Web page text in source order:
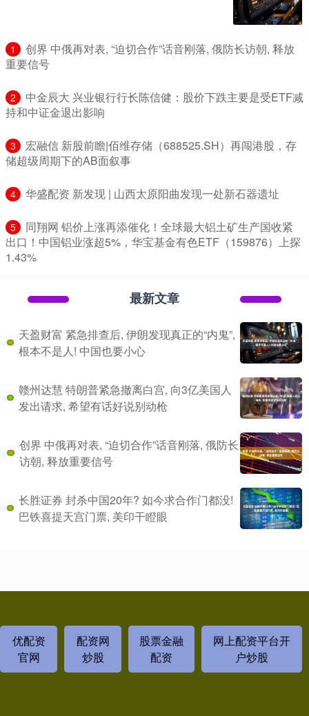
1
​创界 中俄再对表, “迫切合作”话音刚落, 俄防长访朝, 释放
重要信号
2
​中金辰大 兴业银行行长陈信健：股价下跌主要是受ETF减
持和中证金退出影响
3
​宏融信 新股前瞻|佰维存储（688525.SH）再闯港股，存
储超级周期下的AB面叙事
4 ​华盛配资 新发现 | 山西太原阳曲发现一处新石器遗址
5
​同翔网 铝价上涨再添催化！全球最大铝土矿生产国收紧
出口！中国铝业涨超5%，华宝基金有色ETF（159876）上探
1.43%
最新文章
天盈财富 紧急排查后, 伊朗发现真正的“内鬼”,
根本不是人! 中国也要小心
赣州达慧 特朗普紧急撤离白宫, 向3亿美国人
发出请求, 希望有话好说别动枪
创界 中俄再对表, “迫切合作”话音刚落, 俄防长
访朝, 释放重要信号
长胜证券 封杀中国20年? 如今求合作门都没!
巴铁喜提天宫门票, 美印干瞪眼
优配资
官网
配资网
炒股
股票金融
配资
网上配资平台开
户炒股